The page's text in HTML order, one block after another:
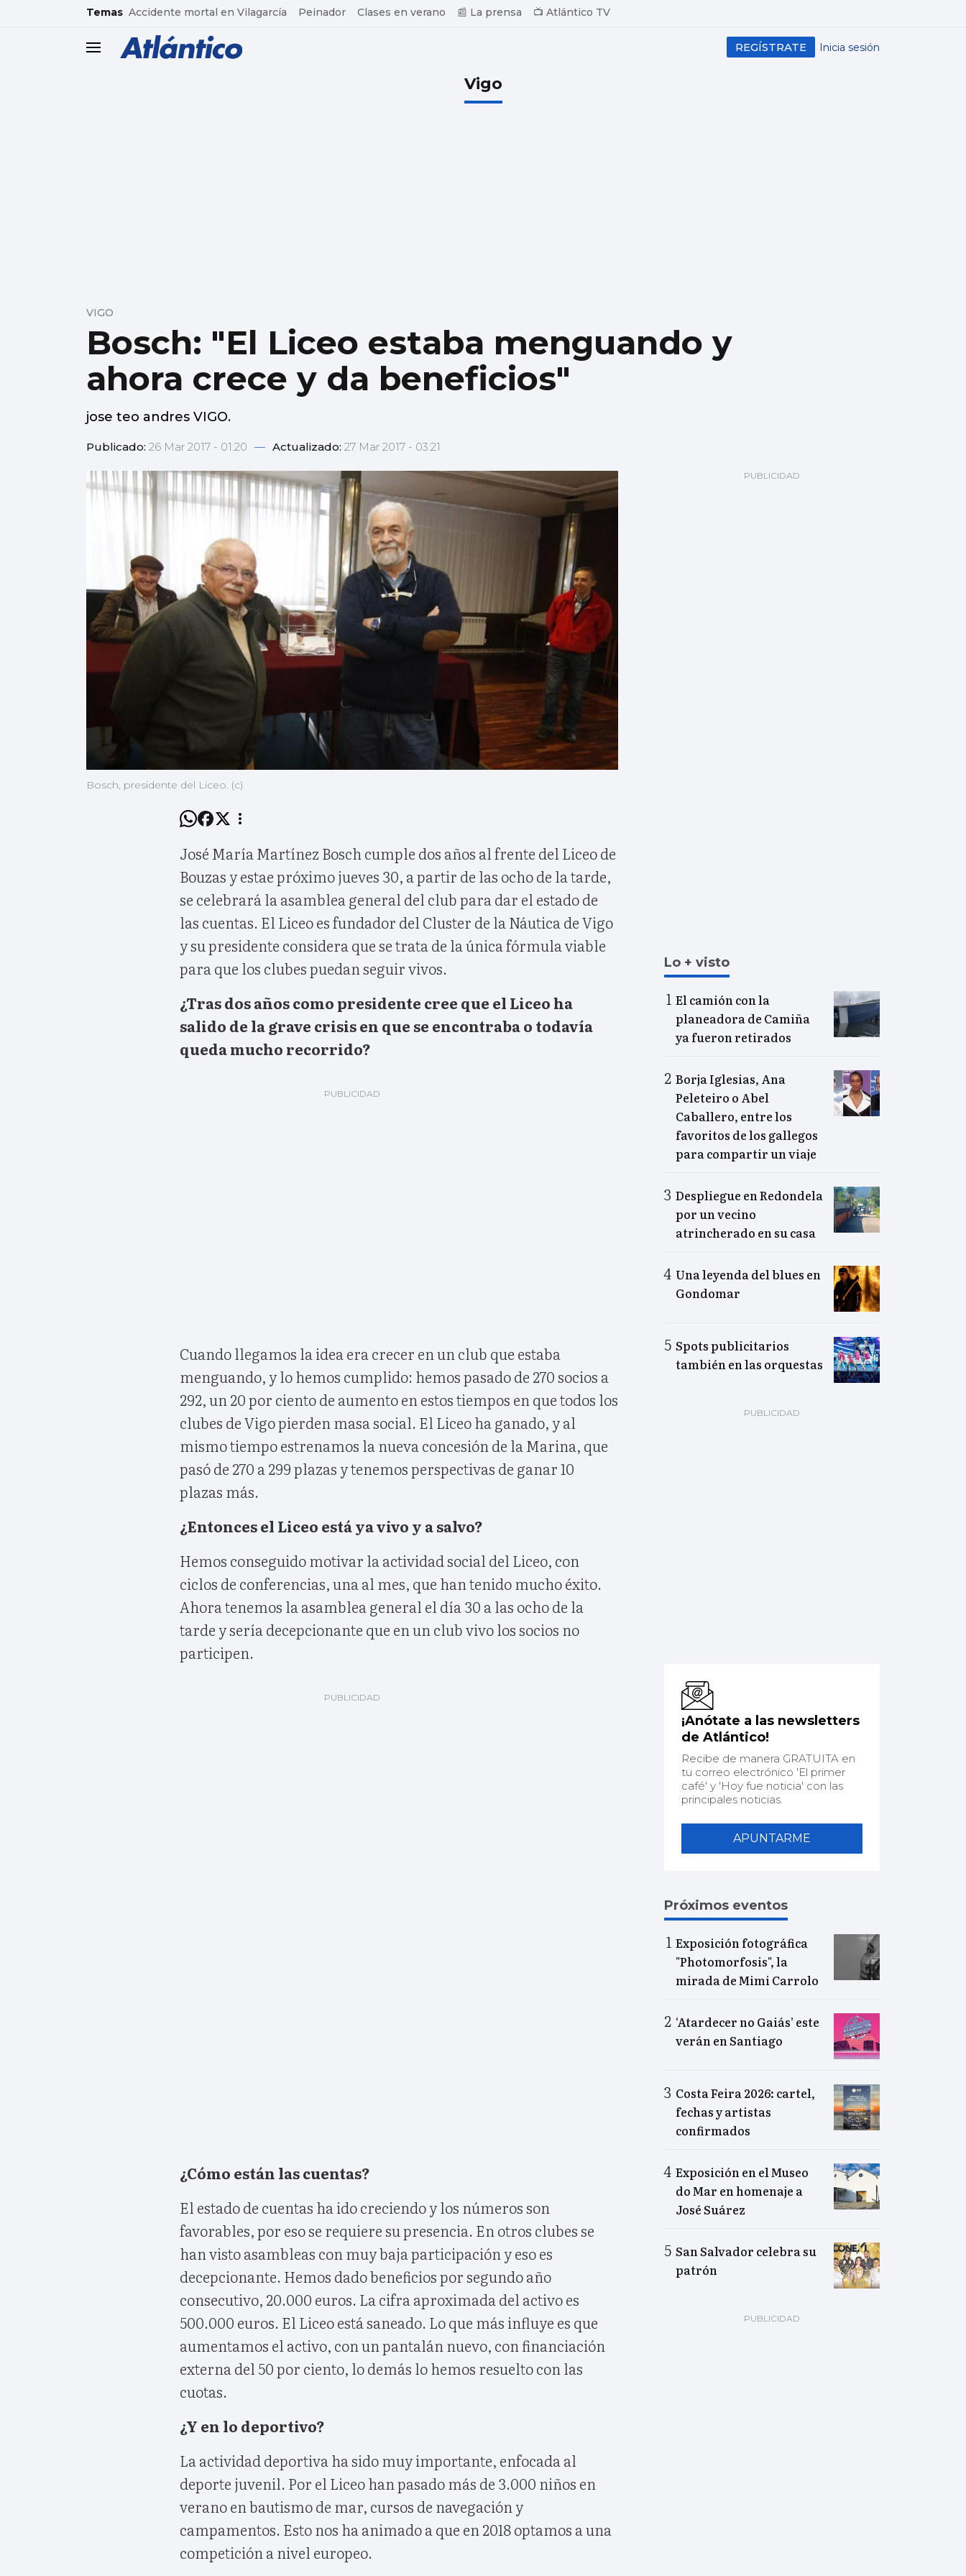
common.go-to-content
Temas Accidente mortal en Vilagarcía Peinador Clases en verano 📰 La prensa 📺 Atlántico TV
header.menu.open Inicia sesión
REGÍSTRATE
Vigo
Bosch: "El Liceo estaba menguando y
ahora crece y da beneficios"
VIGO
jose teo andres VIGO.
Publicado: 26 Mar 2017 - 01:20 — Actualizado: 27 Mar 2017 - 03:21
Bosch, presidente del Liceo. (c)
José María Martínez Bosch cumple dos años al frente del Liceo de
Bouzas y estae próximo jueves 30, a partir de las ocho de la tarde,
se celebrará la asamblea general del club para dar el estado de
las cuentas. El Liceo es fundador del Cluster de la Náutica de Vigo
y su presidente considera que se trata de la única fórmula viable
para que los clubes puedan seguir vivos.
¿Tras dos años como presidente cree que el Liceo ha
salido de la grave crisis en que se encontraba o todavía
queda mucho recorrido?
Cuando llegamos la idea era crecer en un club que estaba
menguando, y lo hemos cumplido: hemos pasado de 270 socios a
292, un 20 por ciento de aumento en estos tiempos en que todos los
clubes de Vigo pierden masa social. El Liceo ha ganado, y al
mismo tiempo estrenamos la nueva concesión de la Marina, que
pasó de 270 a 299 plazas y tenemos perspectivas de ganar 10
plazas más.
¿Entonces el Liceo está ya vivo y a salvo?
Hemos conseguido motivar la actividad social del Liceo, con
ciclos de conferencias, una al mes, que han tenido mucho éxito.
Ahora tenemos la asamblea general el día 30 a las ocho de la
tarde y sería decepcionante que en un club vivo los socios no
participen.
¿Cómo están las cuentas?
El estado de cuentas ha ido creciendo y los números son
favorables, por eso se requiere su presencia. En otros clubes se
han visto asambleas con muy baja participación y eso es
decepcionante. Hemos dado beneficios por segundo año
consecutivo, 20.000 euros. La cifra aproximada del activo es
500.000 euros. El Liceo está saneado. Lo que más influye es que
aumentamos el activo, con un pantalán nuevo, con financiación
externa del 50 por ciento, lo demás lo hemos resuelto con las
cuotas.
¿Y en lo deportivo?
La actividad deportiva ha sido muy importante, enfocada al
deporte juvenil. Por el Liceo han pasado más de 3.000 niños en
verano en bautismo de mar, cursos de navegación y
campamentos. Esto nos ha animado a que en 2018 optamos a una
competición a nivel europeo.
Lo + visto
El camión con la
planeadora de Camiña
ya fueron retirados
Borja Iglesias, Ana
Peleteiro o Abel
Caballero, entre los
favoritos de los gallegos
para compartir un viaje
Despliegue en Redondela
por un vecino
atrincherado en su casa
Una leyenda del blues en
Gondomar
Spots publicitarios
también en las orquestas
¡Anótate a las newsletters
de Atlántico!
Recibe de manera GRATUITA en
tu correo electrónico 'El primer
café' y 'Hoy fue noticia' con las
principales noticias.
APUNTARME
Próximos eventos
Exposición fotográfica
"Photomorfosis", la
mirada de Mimi Carrolo
‘Atardecer no Gaiás’ este
verán en Santiago
Costa Feira 2026: cartel,
fechas y artistas
confirmados
Exposición en el Museo
do Mar en homenaje a
José Suárez
San Salvador celebra su
patrón